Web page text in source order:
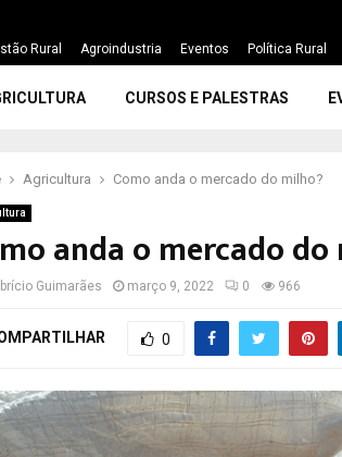
Rural Agroindustria Eventos Política Rural
CURSOS E PALESTRAS
Agricultura Como anda o mercado do milho?
anda o mercado
Guimarães março 9, 2022 0 966
0